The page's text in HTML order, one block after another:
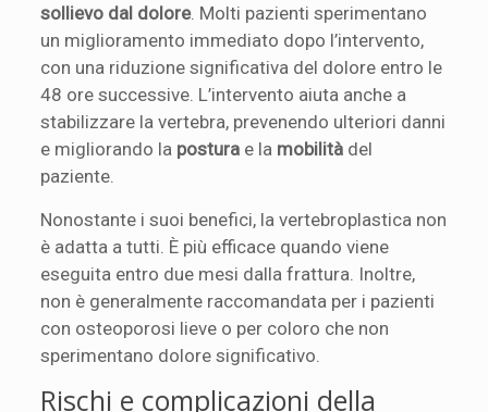
sollievo dal dolore. Molti pazienti sperimentano
un miglioramento immediato dopo l’intervento,
con una riduzione significativa del dolore entro le
48 ore successive. L’intervento aiuta anche a
stabilizzare la vertebra, prevenendo ulteriori danni
e migliorando la postura e la mobilità del
paziente.
Nonostante i suoi benefici, la vertebroplastica non
è adatta a tutti. È più efficace quando viene
eseguita entro due mesi dalla frattura. Inoltre,
non è generalmente raccomandata per i pazienti
con osteoporosi lieve o per coloro che non
sperimentano dolore significativo.
Rischi e complicazioni della